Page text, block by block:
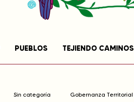
PUEBLOS TEJIENDO CAMINOS
Sin categoría Gobernanza Territorial